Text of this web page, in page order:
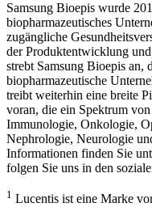
Samsung Bioepis wurde
biopharmazeutisches
zugängliche
der Produktentwicklung
strebt Samsung Bioepis an,
biopharmazeutische
treibt weiterhin eine breite
voran, die ein Spektrum
Immunologie, Onkologie,
Nephrologie, Neurologie
Informationen finden Sie
folgen Sie uns in den
1 Lucentis ist eine Marke